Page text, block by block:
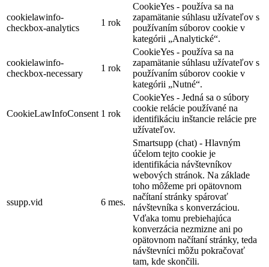
cookielawinfo-
checkbox-analytics
1 rok
CookieYes - používa sa na
zapamätanie súhlasu užívateľov s
používaním súborov cookie v
kategórii „Analytické“.
cookielawinfo-
checkbox-necessary
1 rok
CookieYes - používa sa na
zapamätanie súhlasu užívateľov s
používaním súborov cookie v
kategórii „Nutné“.
CookieLawInfoConsent 1 rok
CookieYes - Jedná sa o súbory
cookie relácie používané na
identifikáciu inštancie relácie pre
užívateľov.
ssupp.vid 6 mes.
Smartsupp (chat) - Hlavným
účelom tejto cookie je
identifikácia návštevníkov
webových stránok. Na základe
toho môžeme pri opätovnom
načítaní stránky spárovať
návštevníka s konverzáciou.
Vďaka tomu prebiehajúca
konverzácia nezmizne ani po
opätovnom načítaní stránky, teda
návštevníci môžu pokračovať
tam, kde skončili.